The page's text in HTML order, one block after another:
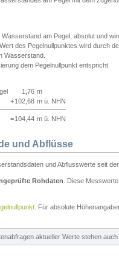
am Pegel, absolut und
des Pegelnullpunktes wird durch
Wasserstand.
dem Pegelnullpunkt entspricht.
1,76 m
+102,68 m ü. NHN
=104,44 m ü. NHN
und Abflüsse
und Abflusswerte seit
Rohdaten . Diese
. Für absolute
aktueller Werte stehen auch